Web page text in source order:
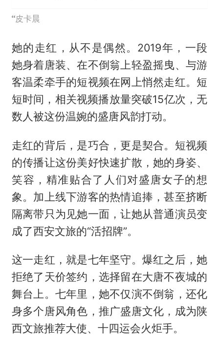
皮卡晨
她的走红，从不是偶然。2019年，一段
她身着唐装、在不倒翁上轻盈摇曳、与游
客温柔牵手的短视频在网上悄然走红。短
短时间，相关视频播放量突破15亿次，无
数人被这份温婉的盛唐风韵打动。
走红的背后，是巧合，更是契合。短视频
的传播让这份美好快速扩散，她的身姿、
笑容，精准贴合了人们对盛唐女子的想
象。加上线下游客的热情追捧，甚至挤断
隔离带只为见她一面，让她从普通演员变
成了西安文旅的“活招牌”。
这一走红，就是七年坚守。爆红之后，她
拒绝了天价签约，选择留在大唐不夜城的
舞台上。七年里，她不仅演不倒翁，还化
身多个唐风角色，推广盛唐文化，成为陕
西文旅推荐大使、十四运会火炬手。